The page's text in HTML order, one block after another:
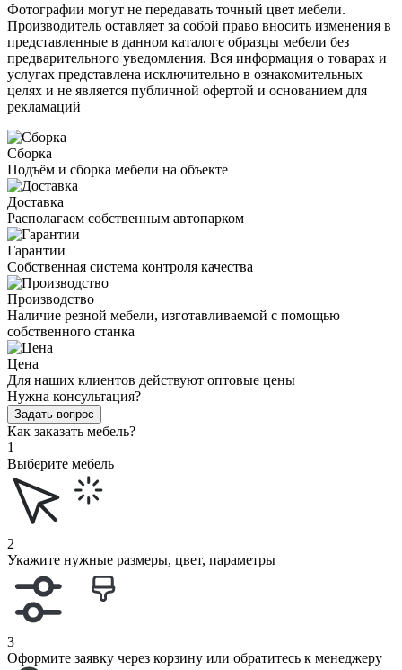
Фотографии могут не передавать точный цвет мебели.
Производитель оставляет за собой право вносить изменения в
представленные в данном каталоге образцы мебели без
предварительного уведомления. Вся информация о товарах и
услугах представлена исключительно в ознакомительных
целях и не является публичной офертой и основанием для
рекламаций
Сборка
Подъём и сборка мебели на объекте
Доставка
Располагаем собственным автопарком
Гарантии
Собственная система контроля качества
Производство
Наличие резной мебели, изготавливаемой с помощью
собственного станка
Цена
Для наших клиентов действуют оптовые цены
Нужна консультация?
Задать вопрос
Как заказать мебель?
1
Выберите мебель
2
Укажите нужные размеры, цвет, параметры
3
Оформите заявку через корзину или обратитесь к менеджеру